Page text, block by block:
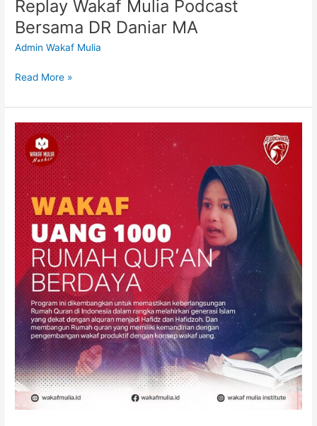
Replay Wakaf Mulia Podcast
Bersama DR Daniar MA
Admin Wakaf Mulia
Read More »
Wakaf
Uang
1000
Rumah
Quran
Berdaya